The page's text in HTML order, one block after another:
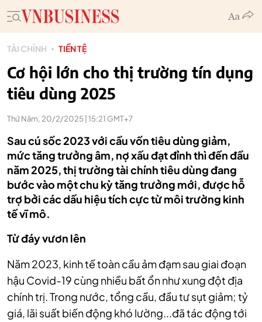
TÀI CHÍNH TIỀN TỆ
Cơ hội lớn cho thị trường tín dụng
tiêu dùng 2025
Thứ Năm, 20/2/2025 | 15:21 GMT+7
Sau cú sốc 2023 với cầu vốn tiêu dùng giảm,
mức tăng trưởng âm, nợ xấu đạt đỉnh thì đến đầu
năm 2025, thị trường tài chính tiêu dùng đang
bước vào một chu kỳ tăng trưởng mới, được hỗ
trợ bởi các dấu hiệu tích cực từ môi trường kinh
tế vĩ mô.
Từ đáy vươn lên
Năm 2023, kinh tế toàn cầu ảm đạm sau giai đoạn
hậu Covid-19 cùng nhiều bất ổn như xung đột địa
chính trị. Trong nước, tổng cầu, đầu tư sụt giảm; tỷ
giá, lãi suất biến động khó lường...đã tác động tới